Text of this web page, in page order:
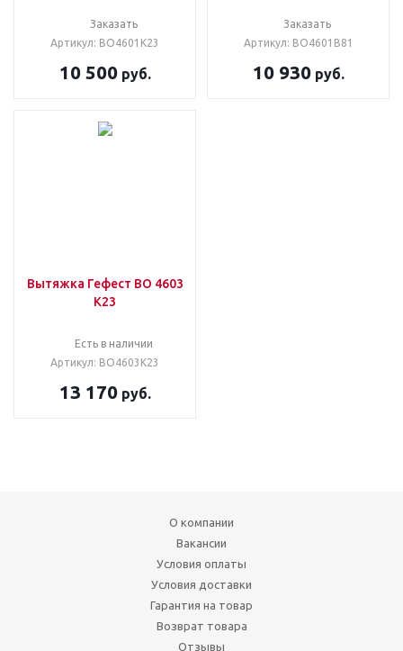
Заказать
Артикул: ВО4601К23
10 500руб.
Заказать
Артикул: ВО4601В81
10 930руб.
Вытяжка Гефест ВО 4603
К23
Есть в наличии
Артикул: ВО4603К23
13 170руб.
О компании
Вакансии
Условия оплаты
Условия доставки
Гарантия на товар
Возврат товара
Отзывы